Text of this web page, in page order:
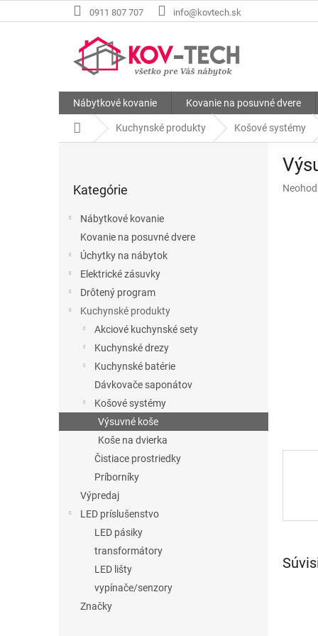
na
0911 807 707 info@kovtech.sk
Nábytkové kovanie Kovanie na posuvné dvere
DomovKuchynské produkty Košové systémy
kategórie
Kategórie
Nábytkové kovanie
Kovanie na posuvné dvere
Úchytky na nábytok
Elektrické zásuvky
Drôtený program
Kuchynské produkty
Akciové kuchynské sety
Kuchynské drezy
Kuchynské batérie
Dávkovače saponátov
Košové systémy
Výsuvné koše
Koše na dvierka
Čistiace prostriedky
Príborníky
Výpredaj
LED príslušenstvo
LED pásiky
transformátory
LED lišty
vypínače/senzory
Značky